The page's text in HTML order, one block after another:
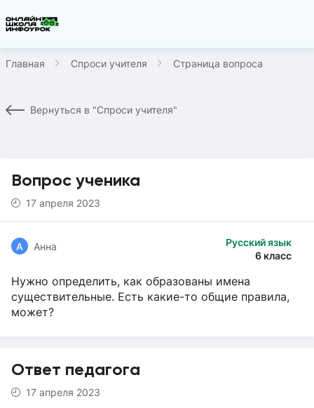
Главная Спроси учителя Страница вопроса
Вернуться в "Спроси учителя"
Вопрос ученика
17 апреля 2023
Русский язык
6 класс
А Анна
Нужно определить, как образованы имена
существительные. Есть какие-то общие правила,
может?
Ответ педагога
17 апреля 2023